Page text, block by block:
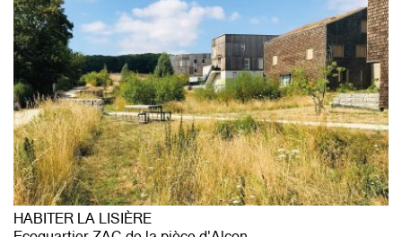
HABITER LA LISIÈRE